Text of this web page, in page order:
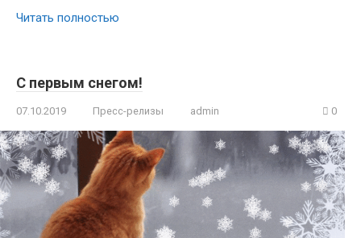
Читать полностью
С первым снегом!
07.10.2019 Пресс-релизы admin 0